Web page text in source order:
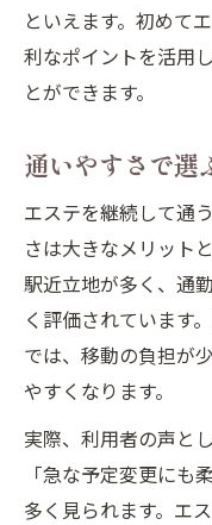
といえます。初めて
利なポイントを活用
とができます。
通いやすさで選
エステを継続して通
さは大きなメリット
駅近立地が多く、通
く評価されています
では、移動の負担が
やすくなります。
実際、利用者の声と
「急な予定変更にも
多く見られます。エ